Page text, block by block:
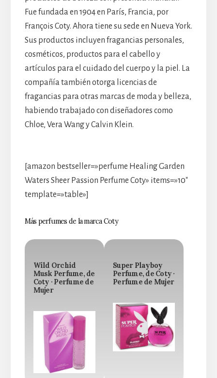
Fue fundada en 1904 en París, Francia, por
François Coty. Ahora tiene su sede en Nueva York.
Sus productos incluyen fragancias personales,
cosméticos, productos para el cabello y
artículos para el cuidado del cuerpo y la piel. La
compañía también otorga licencias de
fragancias para otras marcas de moda y belleza,
habiendo trabajado con diseñadores como
Chloe, Vera Wang y Calvin Klein.
[amazon bestseller=»perfume Healing Garden
Waters Sheer Passion Perfume Coty» items=»10″
template=»table»]
Más perfumes de la marca Coty
Wild Orchid
Musk Perfume, de
Coty · Perfume de
Mujer
Super Playboy
Perfume, de Coty ·
Perfume de Mujer